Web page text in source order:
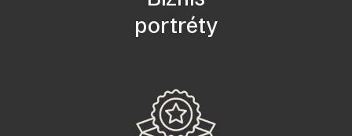
portréty